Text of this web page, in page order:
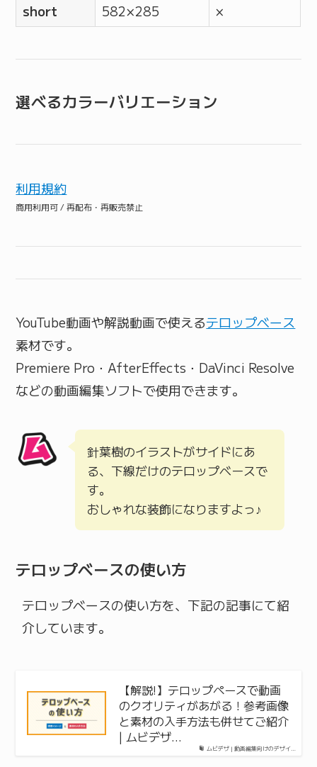
short
582 × 285 ×
選べるカラーバリエーション
利用規約
商用利用可 / 再配布・再販売禁止
YouTube動画や解説動画で使えるテロップベース
素材です。
Premiere Pro・AfterEffects・DaVinci Resolve
などの動画編集ソフトで使用できます。
針葉樹のイラストがサイドにあ
る、下線だけのテロップベースで
す。
おしゃれな装飾になりますよっ♪
テロップベースの使い方
テロップベースの使い方を、下記の記事にて紹
介しています。
ムビデザ | 動画編集向けのデザイ…
【解説!】テロップペースで動画
のクオリティがあがる！参考画像
と素材の入手方法も併せてご紹介
| ムビデザ…